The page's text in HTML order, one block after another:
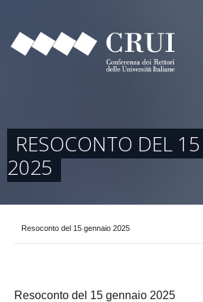
RESOCONTO DEL
2025
Resoconto del 15 gennaio 2025
Resoconto del 15 gennaio 2025